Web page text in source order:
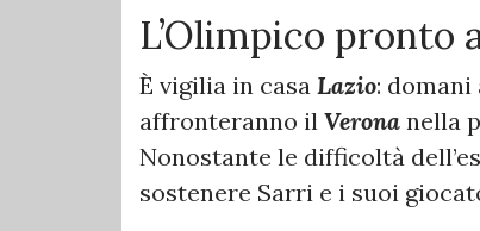
L’Olimpico pronto
È vigilia in casa Lazio:
affronteranno il Verona nella
Nonostante le difficoltà
sostenere Sarri e i suoi